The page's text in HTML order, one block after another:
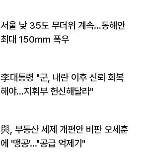
서울 낮 35도 무더위 계속…동해안
최대 150㎜ 폭우
李대통령 "군, 내란 이후 신뢰 회복
해야…지휘부 헌신해달라"
與, 부동산 세제 개편안 비판 오세훈
에 '맹공'…"공급 억제기"